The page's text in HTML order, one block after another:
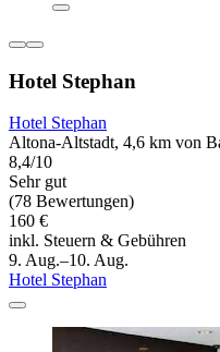
Hotel Stephan
Hotel Stephan
Altona-Altstadt, 4,6 km von
8,4/10
Sehr gut
(78 Bewertungen)
160 €
inkl. Steuern & Gebühren
9. Aug.–10. Aug.
Hotel Stephan